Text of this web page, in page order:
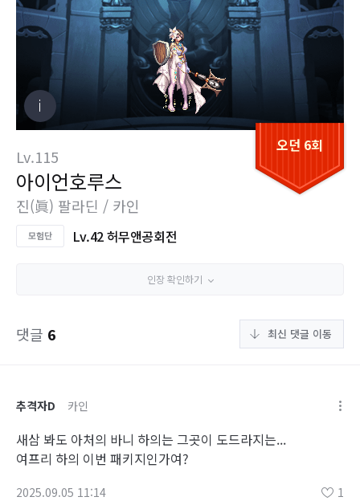
오던 6회
Lv.115
아이언호루스
진(眞) 팔라딘 / 카인
Lv.42 허무앤공회전
인장 확인하기
댓글 6 최신 댓글 이동
추격자D 카인
새삼 봐도 아처의 바니 하의는 그곳이 도드라지는...
여프리 하의 이번 패키지인가여?
2025.09.05 11:14 1